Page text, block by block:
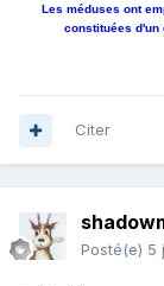
Les méduses ont
constituées d'un
Citer
Posté(e) 5